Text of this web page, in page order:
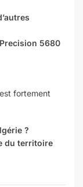
Precision 5680
est fortement
?
du territoire